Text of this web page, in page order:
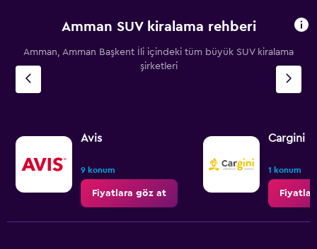
Amman SUV kiralama rehberi
Amman, Amman Başkent İli içindeki tüm büyük SUV kiralama
şirketleri
Avis
9 konum
Fiyatlara göz at
Cargini
1 konum